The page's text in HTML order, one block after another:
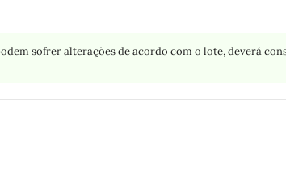
sofrer alterações de acordo com o lote, deverá